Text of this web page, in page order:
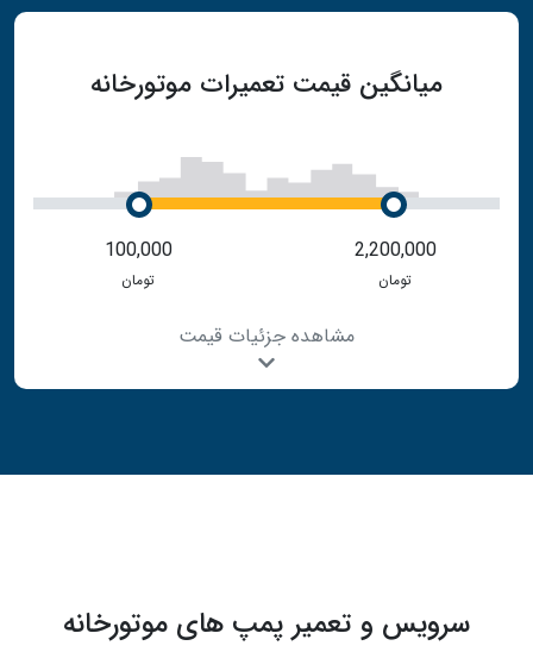
میانگین قیمت تعمیرات موتورخانه
2,200,000
تومان
100,000
تومان
مشاهده جزئیات قیمت
سرویس و تعمیر پمپ های موتورخانه